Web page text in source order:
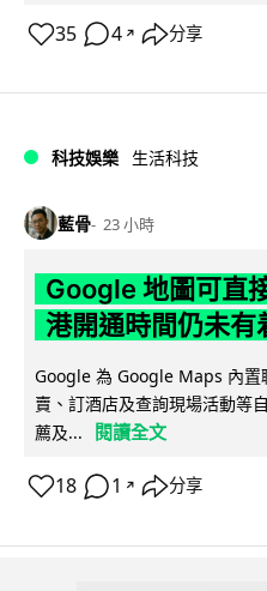
35 4 ↗ 分享
科技娛樂 生活科技
藍骨 23 小時
Google 地圖可直
港開通時間仍未有
Google 為 Google Maps 內
賣、訂酒店及查詢現場活動等
薦及...
閱讀全文
18 1 ↗ 分享